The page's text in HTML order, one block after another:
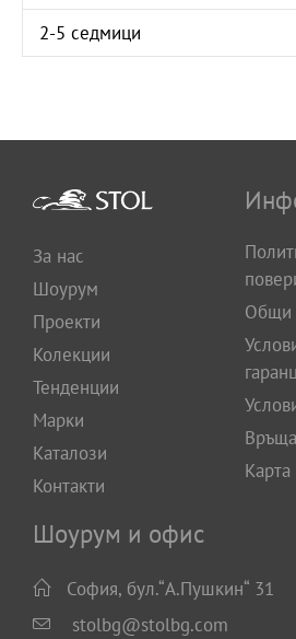
2-5 седмици
За нас
Шоурум
Проекти
Колекции
Тенденции
Марки
Каталози
Контакти
Общи
Карта
Шоурум и офис
София, бул.“А.Пушкин“ 31
stolbg@stolbg.com